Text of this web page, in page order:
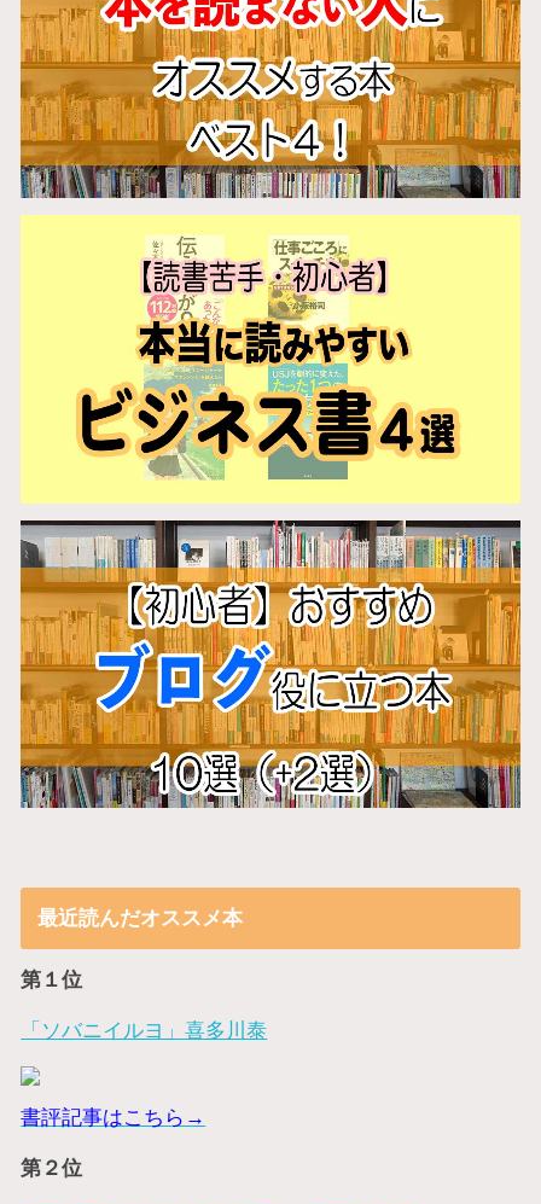
最近読んだオススメ本
第１位
「ソバニイルヨ」喜多川泰
書評記事はこちら→
第２位